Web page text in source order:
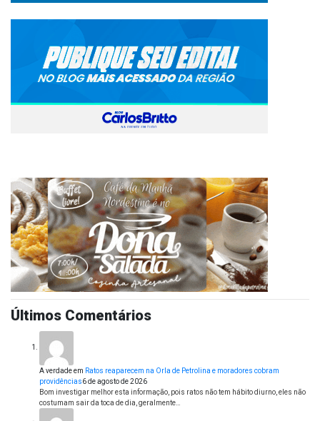
Últimos Comentários
A verdadeem Ratos reaparecem na Orla de Petrolina e moradores cobram
providências6 de agosto de 2026
Bom investigar melhor esta informação, pois ratos não tem hábito diurno, eles não
costumam sair da toca de dia, geralmente…